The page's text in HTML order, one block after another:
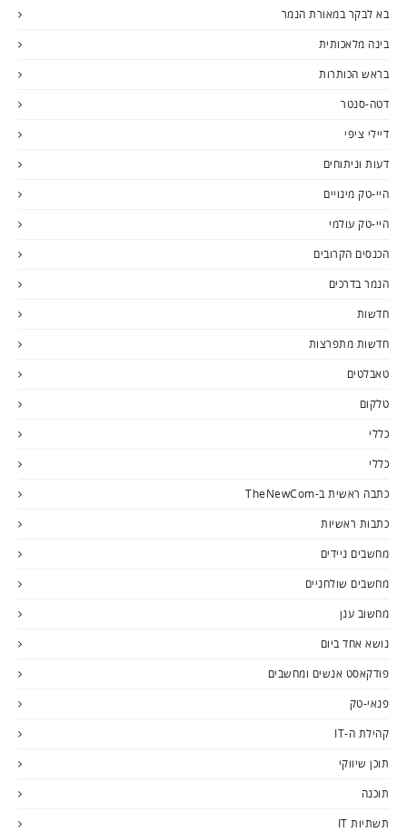
בא לבקר במאורת הנמר
בינה מלאכותית
בראש הכותרות
דטה-סנטר
דיילי ציפי
דעות וניתוחים
היי-טק מינויים
היי-טק עולמי
הכנסים הקרובים
הנמר בדרכים
חדשות
חדשות מתפרצות
טאבלטים
טלקום
כללי
כללי
כתבה ראשית ב-TheNewCom
כתבות ראשיות
מחשבים ניידים
מחשבים שולחניים
מחשוב ענן
נושא אחד ביום
פודקאסט אנשים ומחשבים
פנאי-טק
קהילת ה-IT
תוכן שיווקי
תוכנה
תשתיות IT